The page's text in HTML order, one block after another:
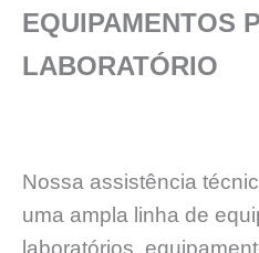
EQUIPAMENTOS
LABORATÓRIO
Nossa assistência
uma ampla linha de
laboratórios,